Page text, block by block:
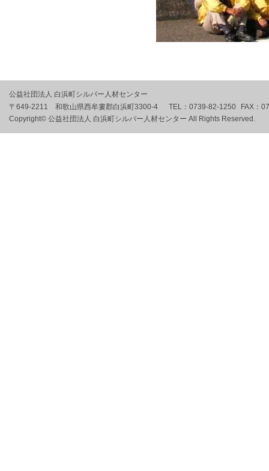
公益社団法人 白浜町シルバー人材センター
〒649-2211 和歌山県西牟婁郡白浜町3300-4
TEL： 0739-82-1250 FAX：
Copyright© 公益社団法人 白浜町シルバー人材センター All Rights Reserved.